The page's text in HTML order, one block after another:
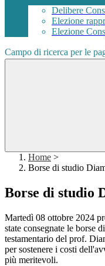
Delibere
Elezione
Elezione
Campo di ricerca per le
Home >
Borse di studio
Borse di studio
Martedì 08 ottobre 2024
state consegnate le borse
testamentario del prof.
per sostenere i costi
più meritevoli.